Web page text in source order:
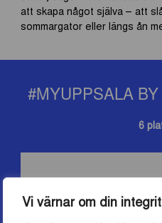
Vi värnar om din
att skapa något själva – att
sommargator eller längs ån
#MYUPPSALA
6